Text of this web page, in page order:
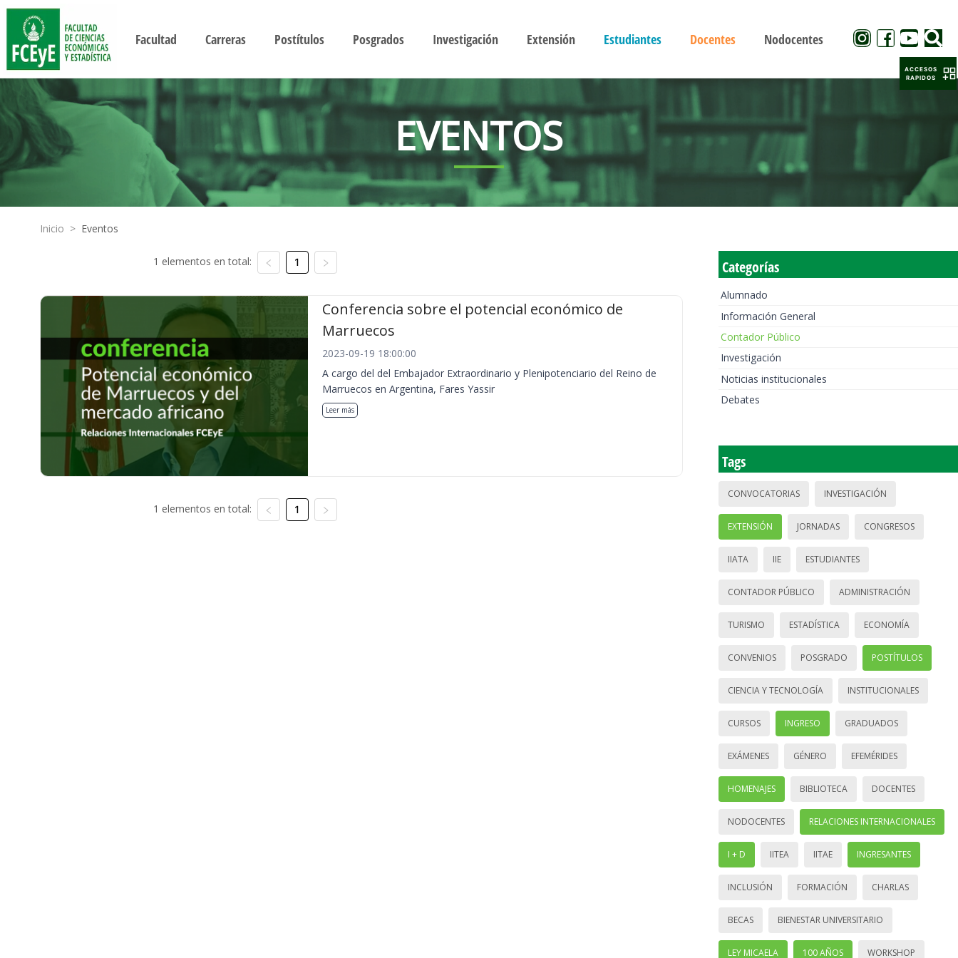
Facultad Carreras Postítulos Posgrados Investigación Extensión Estudiantes Docentes Nodocentes
EVENTOS
Inicio > Eventos
1 elementos en total: 1
Conferencia sobre el potencial económico de
Marruecos
2023-09-19 18:00:00
A cargo del del Embajador Extraordinario y Plenipotenciario del Reino de
Marruecos en Argentina, Fares Yassir
Leer más
1 elementos en total: 1
Categorías
Alumnado
Información General
Contador Público
Investigación
Noticias institucionales
Debates
Tags
CONVOCATORIAS INVESTIGACIÓN
EXTENSIÓN JORNADAS CONGRESOS
IIATA IIE ESTUDIANTES
CONTADOR PÚBLICO ADMINISTRACIÓN
TURISMO ESTADÍSTICA ECONOMÍA
CONVENIOS POSGRADO POSTÍTULOS
CIENCIA Y TECNOLOGÍA INSTITUCIONALES
CURSOS INGRESO GRADUADOS
EXÁMENES GÉNERO EFEMÉRIDES
HOMENAJES BIBLIOTECA DOCENTES
NODOCENTES RELACIONES INTERNACIONALES
I + D IITEA IITAE INGRESANTES
INCLUSIÓN FORMACIÓN CHARLAS
BECAS BIENESTAR UNIVERSITARIO
LEY MICAELA 100 AÑOS WORKSHOP
ACCESOS
RAPIDOS